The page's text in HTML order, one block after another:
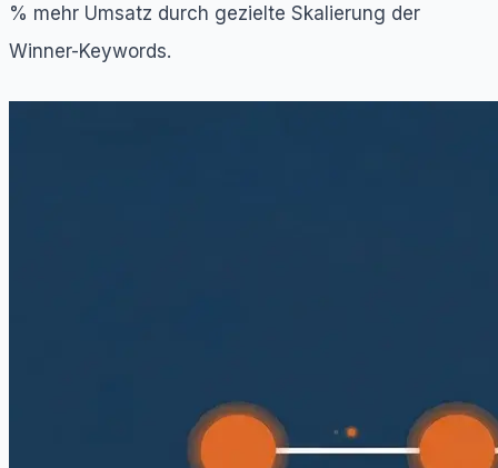
% mehr Umsatz durch gezielte Skalierung der
Winner-Keywords.